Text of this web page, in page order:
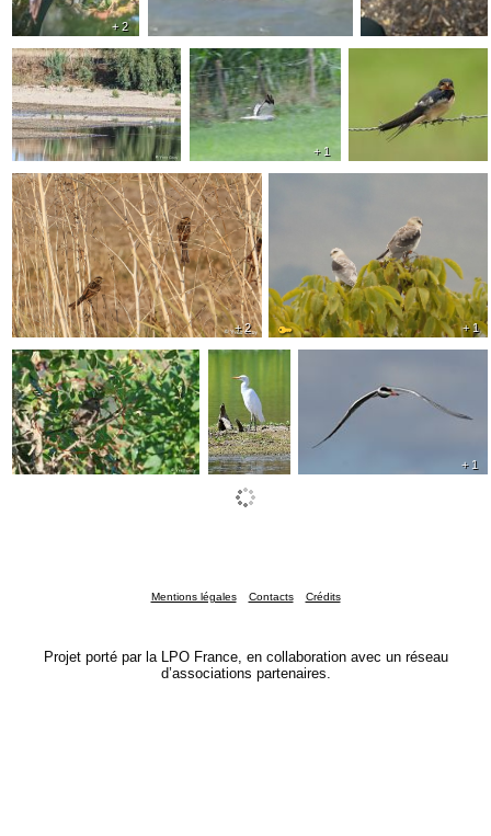
+ 2
+ 1
+ 2 + 1
+ 1
Mentions légales Contacts Crédits
Projet porté par la LPO France, en collaboration avec un réseau
d’associations partenaires.